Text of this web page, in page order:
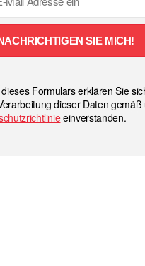
SIE MICH!
Formulars erklären Sie
dieser Daten gemäß
einverstanden.